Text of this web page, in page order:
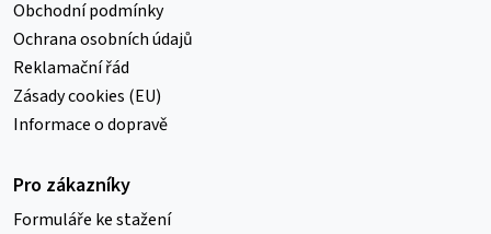
Obchodní podmínky
Ochrana osobních údajů
Reklamační řád
Zásady cookies (EU)
Informace o dopravě
Pro zákazníky
Formuláře ke stažení